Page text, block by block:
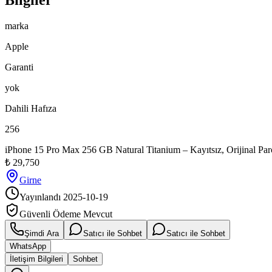
marka
Apple
Garanti
yok
Dahili Hafıza
256
iPhone 15 Pro Max 256 GB Natural Titanium – Kayıtsız, Orijinal
₺ 29,750
Girne
Yayınlandı 2025-10-19
Güvenli Ödeme Mevcut
Şimdi Ara Satıcı ile Sohbet
Satıcı ile Sohbet
WhatsApp
İletişim Bilgileri
Sohbet